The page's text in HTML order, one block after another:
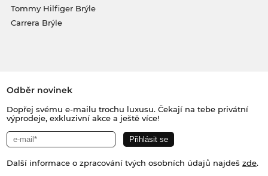
Tommy Hilfiger Brýle
Carrera Brýle
Odběr novinek
Dopřej svému e-mailu trochu luxusu. Čekají na tebe privátní
výprodeje, exkluzivní akce a ještě více!
Další informace o zpracování tvých osobních údajů najdeš zde.